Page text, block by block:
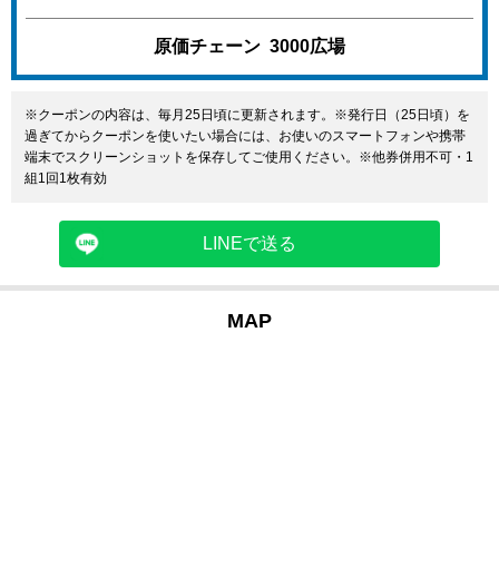
原価チェーン 3000広場
※クーポンの内容は、毎月25日頃に更新されます。※発行日（25日頃）を
過ぎてからクーポンを使いたい場合には、お使いのスマートフォンや携帯
端末でスクリーンショットを保存してご使用ください。※他券併用不可・1
組1回1枚有効
LINEで送る
MAP